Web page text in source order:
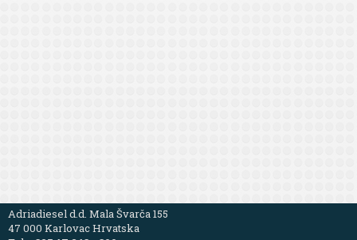
Adriadiesel d.d. Mala Švarča 155
47 000 Karlovac Hrvatska